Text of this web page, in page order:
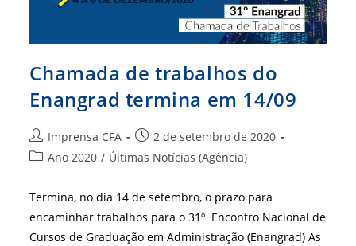
Chamada de trabalhos do
Enangrad termina em 14/09
Autor
do
Imprensa CFA
Post
publicado:
2 de setembro de 2020
Categoria
post:
Ano 2020 / Últimas Notícias (Agência)
Termina, no dia 14 de setembro, o prazo para
encaminhar trabalhos para o 31º Encontro Nacional de
Cursos de Graduação em Administração (Enangrad) As